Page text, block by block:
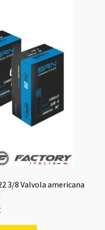
3/8 Valvola americana